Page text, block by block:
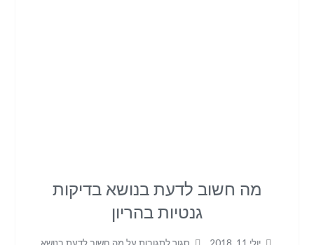
מה חשוב לדעת בנושא בדיקות
גנטיות בהריון